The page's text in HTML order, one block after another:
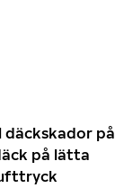
på
på lätta